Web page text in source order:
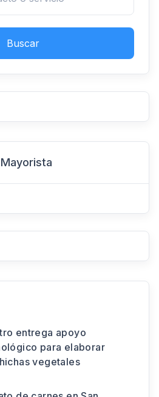
Buscar
entrega apoyo
para elaborar
vegetales